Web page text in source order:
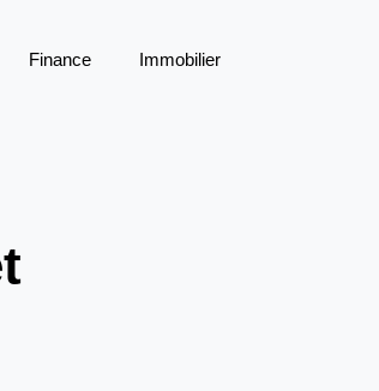
Finance Immobilier